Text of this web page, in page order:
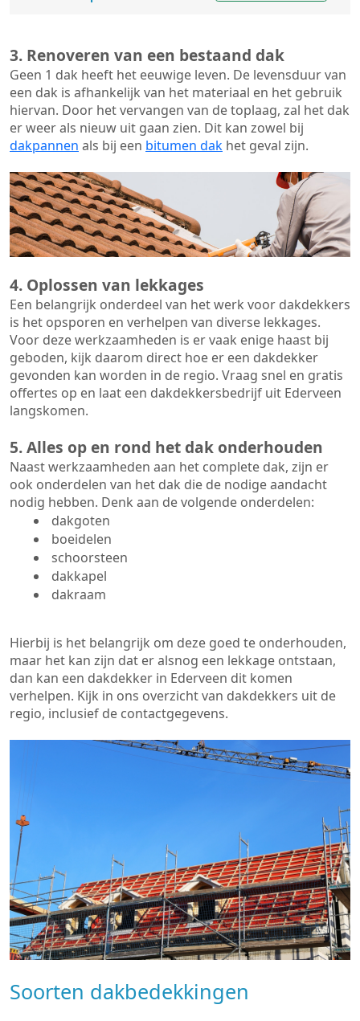
3. Renoveren van een bestaand dak
Geen 1 dak heeft het eeuwige leven. De levensduur van
een dak is afhankelijk van het materiaal en het gebruik
hiervan. Door het vervangen van de toplaag, zal het dak
er weer als nieuw uit gaan zien. Dit kan zowel bij
dakpannen als bij een bitumen dak het geval zijn.
4. Oplossen van lekkages
Een belangrijk onderdeel van het werk voor dakdekkers
is het opsporen en verhelpen van diverse lekkages.
Voor deze werkzaamheden is er vaak enige haast bij
geboden, kijk daarom direct hoe er een dakdekker
gevonden kan worden in de regio. Vraag snel en gratis
offertes op en laat een dakdekkersbedrijf uit Ederveen
langskomen.
5. Alles op en rond het dak onderhouden
Naast werkzaamheden aan het complete dak, zijn er
ook onderdelen van het dak die de nodige aandacht
nodig hebben. Denk aan de volgende onderdelen:
dakgoten
boeidelen
schoorsteen
dakkapel
dakraam
Hierbij is het belangrijk om deze goed te onderhouden,
maar het kan zijn dat er alsnog een lekkage ontstaan,
dan kan een dakdekker in Ederveen dit komen
verhelpen. Kijk in ons overzicht van dakdekkers uit de
regio, inclusief de contactgegevens.
Soorten dakbedekkingen